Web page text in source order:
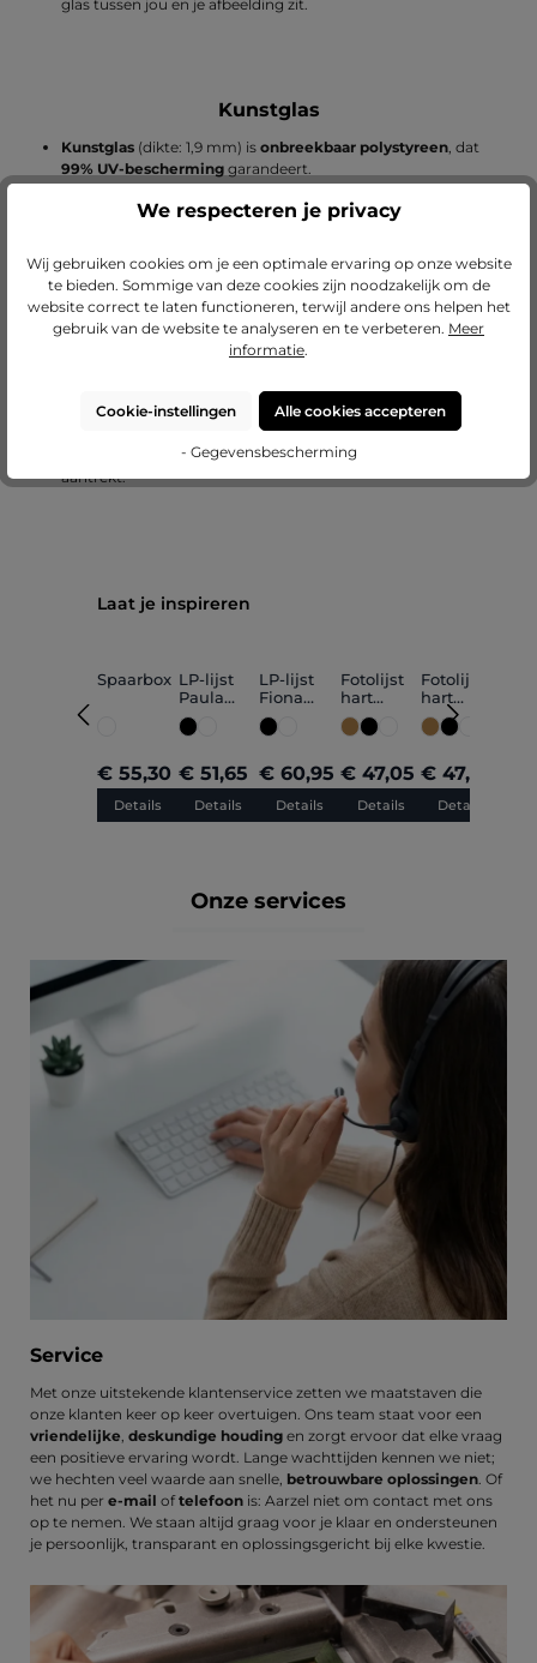
glas tussen jou en je afbeelding zit.
Kunstglas
Kunstglas(dikte: 1,9 mm) is onbreekbaar polystyreen, dat
99% UV-bescherminggarandeert.
Ons kunstglas heeft een ontspiegelde zijde, zodat het
op: Omdat kunstglas krasgevoelig is, wordt hetaan beide
zijden voorzien van een beschermfolie, die voor gebruik
verwijderd moet worden.
Een groot voordeel van kunstglas is het
Kunstwerken zoals krijttekeningen en houtskooltekeningen
moet je niet inlijsten met kunstglas, omdat dit elektrostatisch
kan opladen en daardoor de afzonderlijke kleurdeeltjes
aantrekt.
Productgalerij overslaan
Laat je inspireren
Spaarbox
€ 55,30
Details
LP-lijst
Paula
klein
€ 51,65
Details
LP-lijst
Fiona
klein
€ 60,95
Details
Fotolijst
hart
"Mooi dat
je er
30x30cm
€ 47,05
Details
Fotolijst
hart
"Mama"
30x30cm
€ 47,05
Details
Onze services
Service
Met onze uitstekende klantenservice zetten we maatstaven die
onze klanten keer op keer overtuigen. Ons team staat voor een
vriendelijke deskundige houding en zorgt ervoor dat elke vraag
een positieve ervaring wordt. Lange wachttijden kennen we niet;
we hechten veel waarde aan snelle, betrouwbare oplossingen . Of
het nu per e-mail oftelefoon is: Aarzel niet om contact met ons
op te nemen. We staan altijd graag voor je klaar en ondersteunen
je persoonlijk, transparant en oplossingsgericht bij elke kwestie.
We respecteren je privacy
Wij gebruiken cookies om je een optimale ervaring op onze website
te bieden. Sommige van deze cookies zijn noodzakelijk om de
website correct te laten functioneren, terwijl andere ons helpen het
gebruik van de website te analyseren en te verbeteren. Meer
informatie.
Cookie-instellingen Alle cookies accepteren
- Gegevensbescherming